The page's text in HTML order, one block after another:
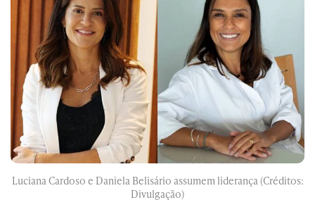
Luciana Cardoso e Daniela Belisário assumem liderança (Créditos:
Divulgação)